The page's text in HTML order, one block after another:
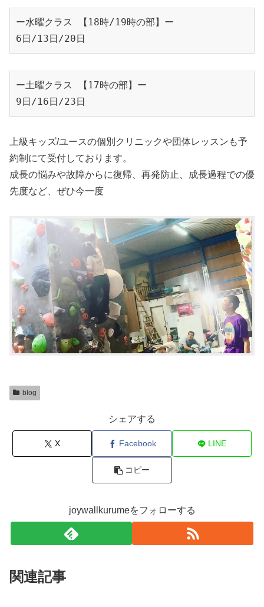
ー水曜クラス 【18時/19時の部】ー
6日/13日/20日
ー土曜クラス 【17時の部】ー
9日/16日/23日
上級キッズ/ユースの個別クリニックや団体レッスンも予
約制にて受付しております。
成長の悩みや故障からに復帰、再発防止、成長過程での優
先度など、ぜひ今一度
blog
シェアする
X Facebook LINE
コピー
joywallkurumeをフォローする
関連記事